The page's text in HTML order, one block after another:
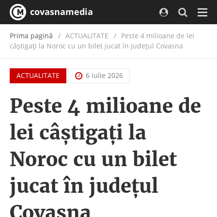
covasnamedia
Prima pagină ACTUALITATE / Peste 4 milioane de lei
câștigați la Noroc cu un bilet jucat în județul Covasna
ACTUALITATE 6 iulie 2026
Peste 4 milioane de
lei câștigați la
Noroc cu un bilet
jucat în județul